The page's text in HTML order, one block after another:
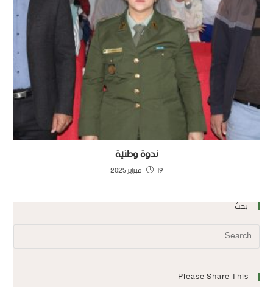
ندوة وطنية
19 فبراير 2025
بحث
Please Share This